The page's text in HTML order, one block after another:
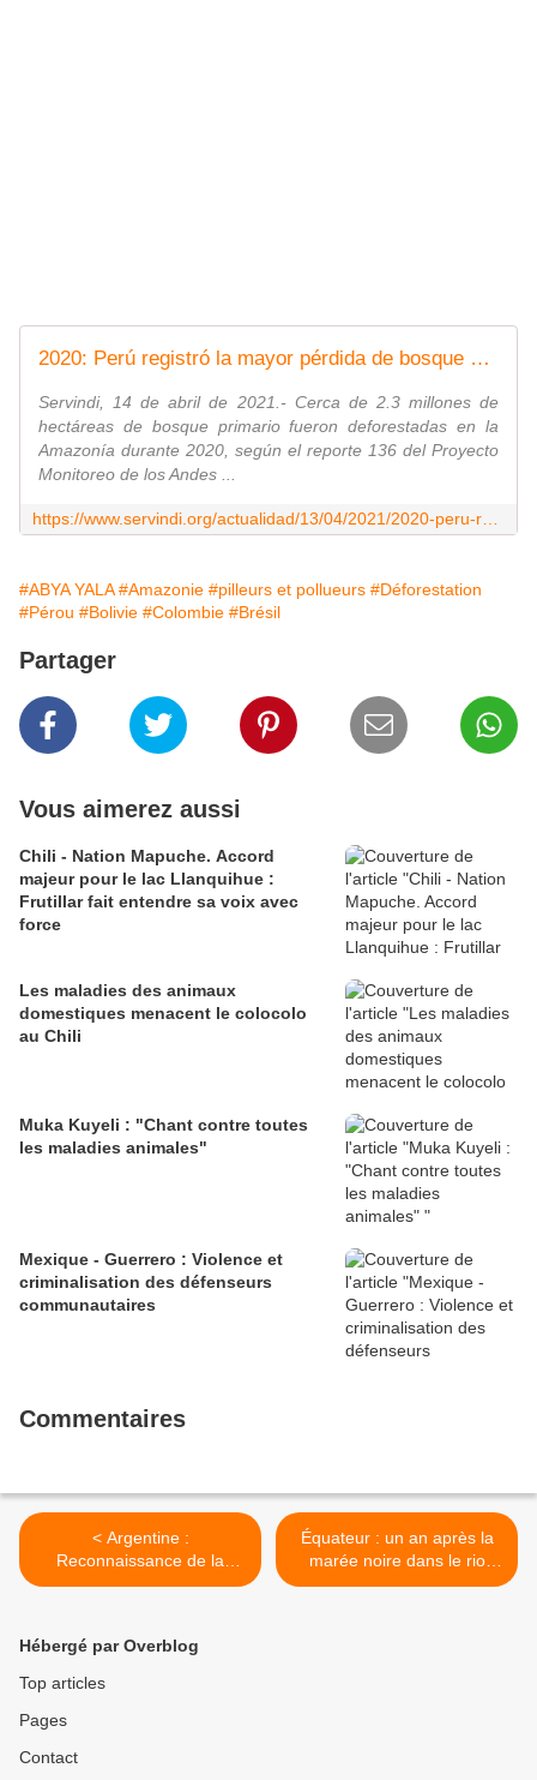
2020: Perú registró la mayor pérdida de bosque primario en su historia
Servindi, 14 de abril de 2021.- Cerca de 2.3 millones de
hectáreas de bosque primario fueron deforestadas en la
Amazonía durante 2020, según el reporte 136 del Proyecto
Monitoreo de los Andes ...
#ABYA YALA #Amazonie #pilleurs et pollueurs #Déforestation
#Pérou #Bolivie #Colombie #Brésil
Partager
Vous aimerez aussi
Chili - Nation Mapuche. Accord
majeur pour le lac Llanquihue :
Frutillar fait entendre sa voix avec
force
Les maladies des animaux
domestiques menacent le colocolo
au Chili
Muka Kuyeli : "Chant contre toutes
les maladies animales"
Mexique - Guerrero : Violence et
criminalisation des défenseurs
communautaires
Commentaires
< Argentine :
Reconnaissance de la
communauté autochtone
Équateur : un an après la
marée noire dans le rio
Coca, plus de 100
Hébergé par Overblog
Top articles
Pages
Contact